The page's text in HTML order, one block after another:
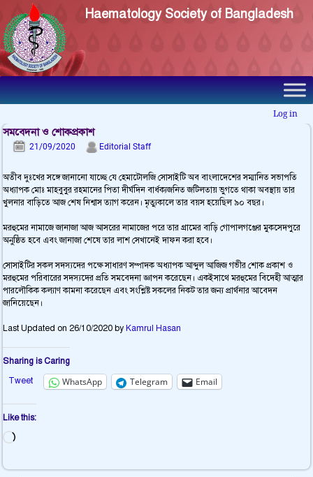
Haematology Society of Bangladesh
Log in
সমবেদনা ও শোকপ্রকাশ
21/09/2020 Editorial Staff
অতীব দুঃখের সঙ্গে জানানো যাচ্ছে যে হেমাটোলজি সোসাইটি অব বাংলাদেশের সম্মানিত সভাপতি
অধ্যাপক মোঃ মাহবুবুর রহমানের পিতা দীর্ঘদিন বার্ধক্যজনিত জটিলতায় ভুগতে থাকা অবস্থায় তার
খুলনার বাড়িতে আজ শেষ নিশ্বাস ত্যাগ করেন। মৃত্যুকালে তার বয়স হয়েছিল ৯০ বছর।
মরহুমের নামাজে জানাজা আজ আসরের নামাজের পরে তার গ্রামের বাড়ি গোপালগঞ্জের মুকসেদপুরে
অনুষ্ঠিত হবে এবং জানাজা শেষে তার লাশ সেখানেই দাফন করা হবে।
সোসাইটির সকল সদস্যদের পক্ষে সাধারণ সম্পাদক অধ্যাপক আব্দুল আজিজ গভীর শোক প্রকাশ ও
মরহুমের পরিবারের সদস্যদের প্রতি সমবেদনা জ্ঞাপন করেছেন। একইসাথে মরহুমের বিদেহী আত্মার
পারলৌকিক কল্যাণ কামনা করেছেন এবং সংশ্লিষ্ট সকলের নিকট তার জন্য প্রার্থনার আবেদন
জানিয়েছেন।
Last Updated on 26/10/2020 by Kamrul Hasan
Sharing is Caring
Tweet
WhatsApp Telegram Email
Like this: